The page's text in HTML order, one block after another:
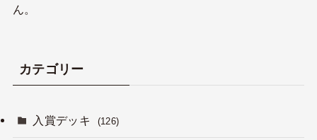
ん。
カテゴリー
入賞デッキ (126)